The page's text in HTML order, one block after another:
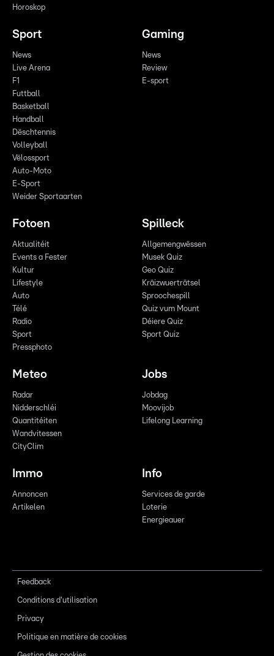
Horoskop
Sport
News
Live Arena
F1
Futtball
Basketball
Handball
Dëschtennis
Volleyball
Vëlossport
Auto-Moto
E-Sport
Weider Sportaarten
Gaming
News
Review
E-sport
Fotoen
Aktualitéit
Events a Fester
Kultur
Lifestyle
Auto
Télé
Radio
Sport
Pressphoto
Spilleck
Allgemengwëssen
Musek Quiz
Geo Quiz
Kräizwuerträtsel
Sproochespill
Quiz vum Mount
Déiere Quiz
Sport Quiz
Meteo
Radar
Nidderschléi
Quantitéiten
Wandvitessen
CityClim
Jobs
Jobdag
Moovijob
Lifelong Learning
Immo
Annoncen
Artikelen
Info
Services de garde
Loterie
Energieauer
Feedback
Conditions d'utilisation
Privacy
Politique en matière de cookies